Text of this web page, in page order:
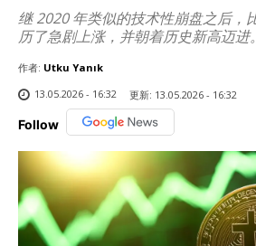
继 2020 年类似的技术性崩盘之后，
历了急剧上涨，并朝着历史新高迈进。
作者: Utku Yanık
13.05.2026 - 16:32
更新: 13.05.2026 - 16:32
Follow